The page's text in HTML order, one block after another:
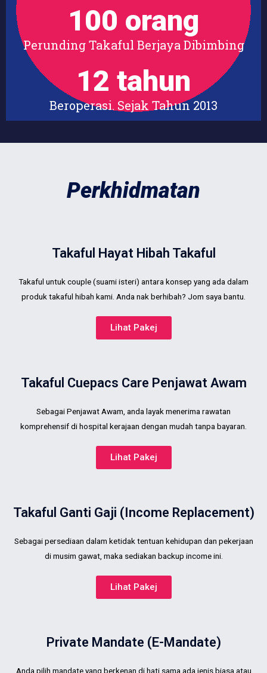
100 orang
Perunding Takaful Berjaya Dibimbing
12 tahun
Beroperasi. Sejak Tahun 2013
Perkhidmatan
Takaful Hayat Hibah Takaful
Takaful untuk couple (suami isteri) antara konsep yang ada dalam
produk takaful hibah kami. Anda nak berhibah? Jom saya bantu.
Lihat Pakej
Takaful Cuepacs Care Penjawat Awam
Sebagai Penjawat Awam, anda layak menerima rawatan
komprehensif di hospital kerajaan dengan mudah tanpa bayaran.
Lihat Pakej
Takaful Ganti Gaji (Income Replacement)
Sebagai persediaan dalam ketidak tentuan kehidupan dan pekerjaan
di musim gawat, maka sediakan backup income ini.
Lihat Pakej
Private Mandate (e-Mandate)
Anda pilih mandate yang berkenan di hati sama ada jenis biasa atau